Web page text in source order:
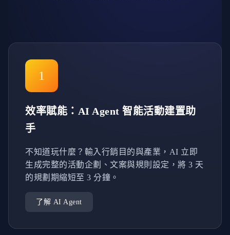
1
效率賦能：AI Agent 智能活動建置助
手
不知道玩什麼？輸入行銷目的與產業，AI 立即
生成完整的活動企劃、文案與規則設定，將 3 天
的規劃期縮短至 3 分鐘。
了解 AI Agent